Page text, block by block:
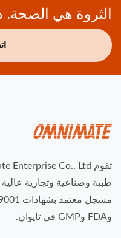
الثروة هي الصحة.
وFDA وGMP في تايوان.